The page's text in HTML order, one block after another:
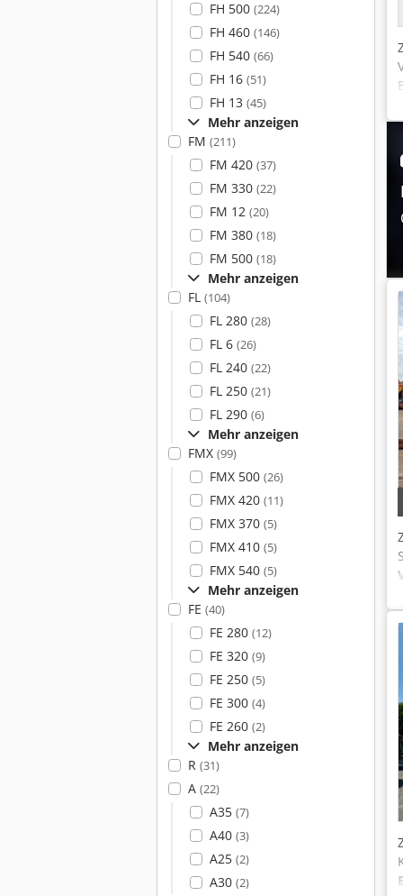
FH 500 (224)
FH 460 (146)
FH 540 (66)
FH 16 (51)
FH 13 (45)
Mehr anzeigen
FM (211)
FM 420 (37)
FM 330 (22)
FM 12 (20)
FM 380 (18)
FM 500 (18)
Mehr anzeigen
FL (104)
FL 280 (28)
FL 6 (26)
FL 240 (22)
FL 250 (21)
FL 290 (6)
Mehr anzeigen
FMX (99)
FMX 500 (26)
FMX 420 (11)
FMX 370 (5)
FMX 410 (5)
FMX 540 (5)
Mehr anzeigen
FE (40)
FE 280 (12)
FE 320 (9)
FE 250 (5)
FE 300 (4)
FE 260 (2)
Mehr anzeigen
R (31)
A (22)
A35 (7)
A40 (3)
A25 (2)
A30 (2)